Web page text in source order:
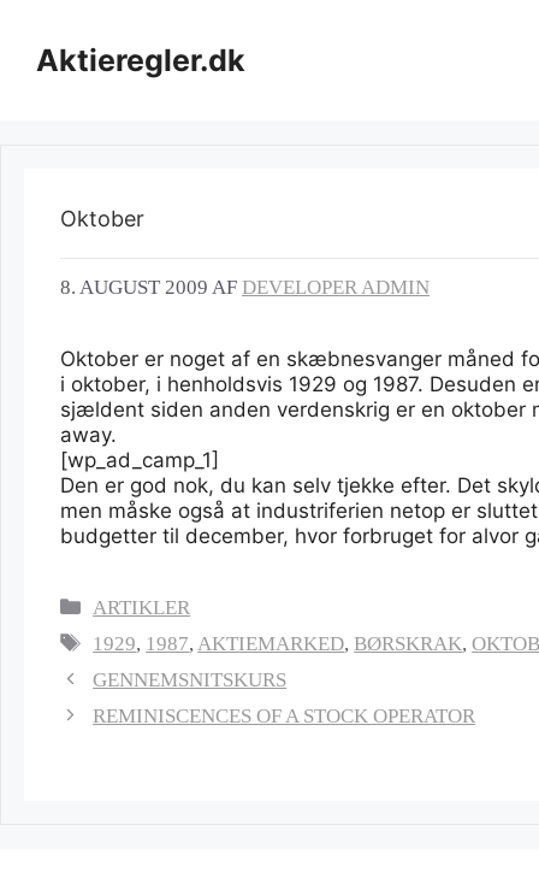
indholdAktieregler.dk
Oktober
8. AUGUST 2009 AF DEVELOPER ADMIN
Oktober er noget af en skæbnesvanger måned
i oktober, i henholdsvis 1929 og 1987.
sjældent siden anden verdenskrig er en oktober
away.
[wp_ad_camp_1]
Den er god nok, du kan selv tjekke efter. Det
men måske også at industriferien netop er
budgetter til december, hvor forbruget for alvor
KATEGORIER
ARTIKLER
TAGS
1929, 1987, AKTIEMARKED,BØRSKRAK,
GENNEMSNITSKURS
REMINISCENCES OF A STOCK OPERATOR